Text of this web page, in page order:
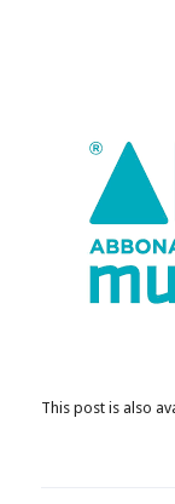
This post is also